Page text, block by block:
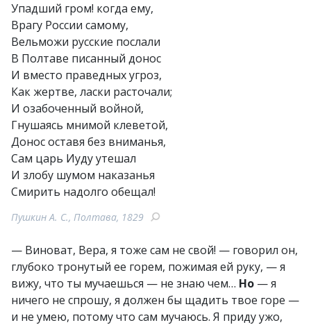
Упадший гром! когда ему,
Врагу России самому,
Вельможи русские послали
В Полтаве писанный донос
И вместо праведных угроз,
Как жертве, ласки расточали;
И озабоченный войной,
Гнушаясь мнимой клеветой,
Донос оставя без вниманья,
Сам царь Иуду утешал
И злобу шумом наказанья
Смирить надолго обещал!
Пушкин А. С., Полтава, 1829
— Виноват, Вера, я тоже сам не свой! — говорил он,
глубоко тронутый ее горем, пожимая ей руку, — я
вижу, что ты мучаешься — не знаю чем… Но — я
ничего не спрошу, я должен бы щадить твое горе —
и не умею, потому что сам мучаюсь. Я приду ужо,